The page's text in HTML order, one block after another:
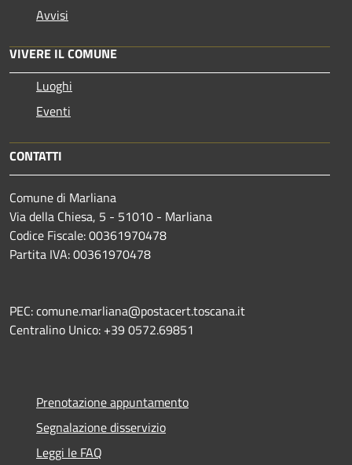
Avvisi
VIVERE IL COMUNE
Luoghi
Eventi
CONTATTI
Comune di Marliana
Via della Chiesa, 5 - 51010 - Marliana
Codice Fiscale: 00361970478
Partita IVA: 00361970478
PEC: comune.marliana@postacert.toscana.it
Centralino Unico: +39 0572.69851
Prenotazione appuntamento
Segnalazione disservizio
Leggi le FAQ